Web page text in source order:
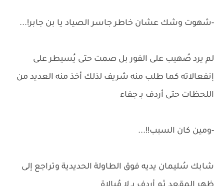
-شهوت وشك عشان خاطر جاسر الصياد يا بن جابر!...
لم يرد صُهيب على الفور بل صمت حتى يُسيطر على
إنفعالاته كما طلب منه شريف لذلك أخذ منه العديد من
اللحظات حتى أردف بـ جفاء
-ومين كان السبب!!...
شابك سُليمان يديه فوق الطاولة الحديدية وتراجع إلى